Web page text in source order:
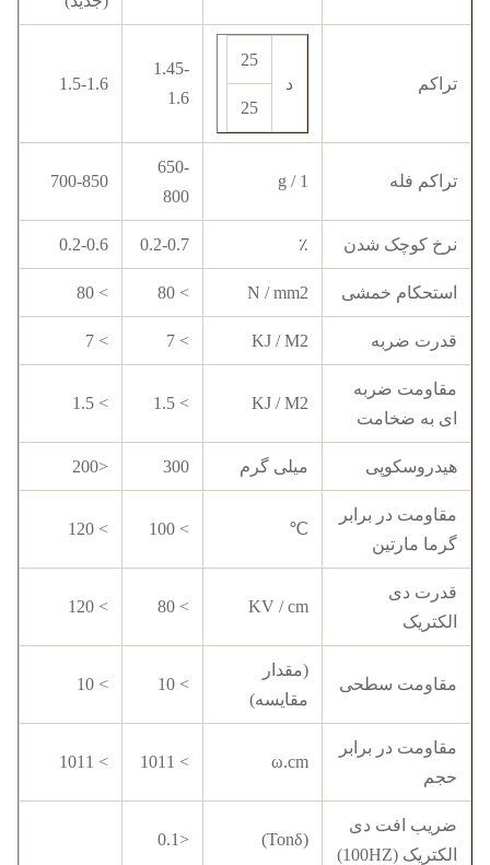
تراکم د
25
25
1.45-
1.6
1.5-1.6
تراکم فله g / 1
650-
800
700-850
نرخ کوچک شدن ٪ 0.2-0.7
0.2-0.6
استحکام خمشی N / mm2
> 80
> 80
قدرت ضربه KJ / M2
> 7
> 7
مقاومت ضربه
ای به ضخامت
KJ / M2
> 1.5
> 1.5
هیدروسکوپی میلی گرم 300
<200
مقاومت در برابر
گرما مارتین
℃
> 100
> 120
قدرت دی
الکتریک
KV / cm
> 80
> 120
مقاومت سطحی
(مقدار
مقایسه)
> 10
> 10
مقاومت در برابر
حجم
ω.cm
> 1011
> 1011
ضریب افت دی
الکتریک (100HZ)
(Tonδ)
<0.1